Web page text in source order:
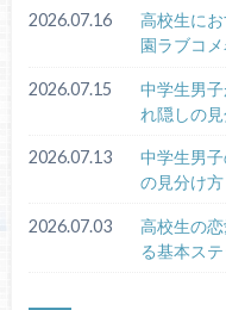
2026.07.16
高校生に
園ラブコ
2026.07.15
中学生男
れ隠しの
2026.07.13
中学生男
の見分け方
2026.07.03
高校生の
る基本ス